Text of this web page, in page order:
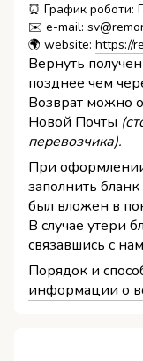
⏰ График роботи:
✉️ e-mail:
🌍 website: https://
Вернуть
позднее чем
Возврат можно
Новой Почты
перевозчика).
При
заполнить
был вложен в
В случае утери
связавшись с
Порядок и
информации о